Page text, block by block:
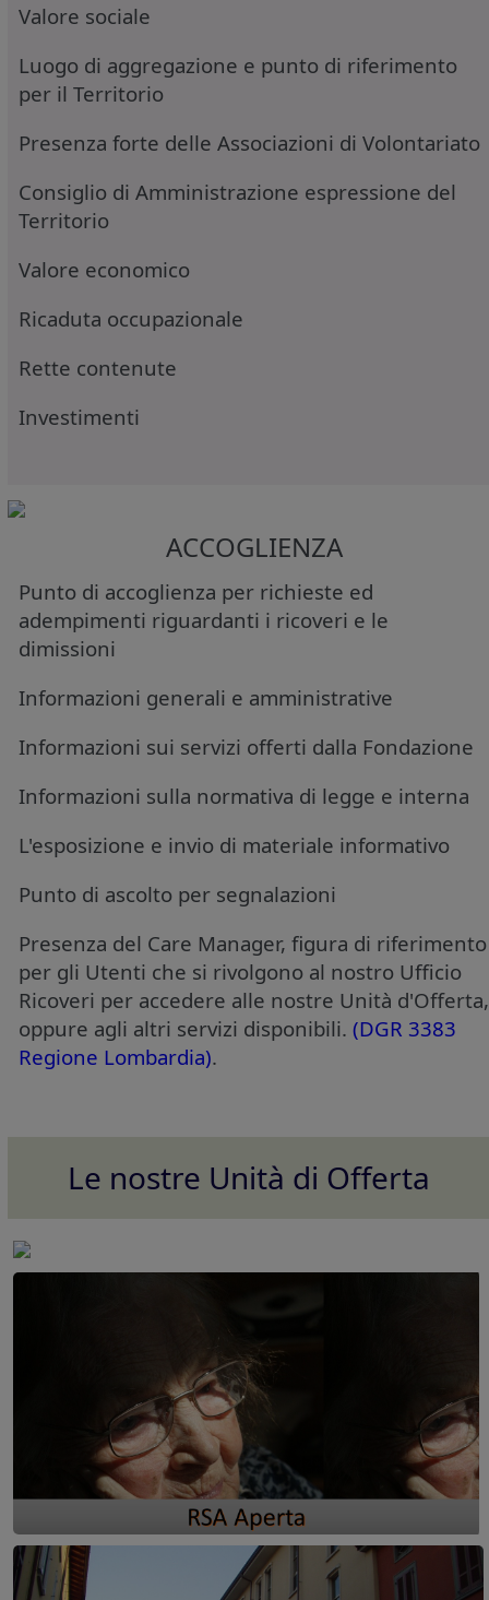
Valore sociale
Luogo di aggregazione e punto di riferimento
per il Territorio
Presenza forte delle Associazioni di Volontariato
Consiglio di Amministrazione espressione del
Territorio
Valore economico
Ricaduta occupazionale
Rette contenute
Investimenti
ACCOGLIENZA
Punto di accoglienza per richieste ed
adempimenti riguardanti i ricoveri e le
dimissioni
Informazioni generali e amministrative
Informazioni sui servizi offerti dalla Fondazione
Informazioni sulla normativa di legge e interna
L'esposizione e invio di materiale informativo
Punto di ascolto per segnalazioni
Presenza del Care Manager, figura di riferimento
per gli Utenti che si rivolgono al nostro Ufficio
Ricoveri per accedere alle nostre Unità d'Offerta,
oppure agli altri servizi disponibili. (DGR 3383
Regione Lombardia).
Le nostre Unità di Offerta